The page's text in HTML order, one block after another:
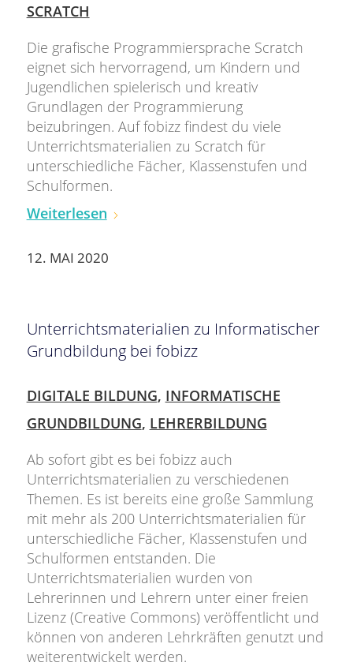
SCRATCH
Die grafische Programmiersprache Scratch
eignet sich hervorragend, um Kindern und
Jugendlichen spielerisch und kreativ
Grundlagen der Programmierung
beizubringen. Auf fobizz findest du viele
Unterrichtsmaterialien zu Scratch für
unterschiedliche Fächer, Klassenstufen und
Schulformen.
Weiterlesen
12. MAI 2020
Unterrichtsmaterialien zu Informatischer
Grundbildung bei fobizz
DIGITALE BILDUNG, INFORMATISCHE
GRUNDBILDUNG, LEHRERBILDUNG
Ab sofort gibt es bei fobizz auch
Unterrichtsmaterialien zu verschiedenen
Themen. Es ist bereits eine große Sammlung
mit mehr als 200 Unterrichtsmaterialien für
unterschiedliche Fächer, Klassenstufen und
Schulformen entstanden. Die
Unterrichtsmaterialien wurden von
Lehrerinnen und Lehrern unter einer freien
Lizenz (Creative Commons) veröffentlicht und
können von anderen Lehrkräften genutzt und
weiterentwickelt werden.